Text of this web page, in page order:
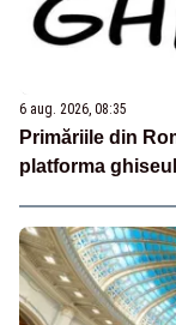
6 aug. 2026, 08:35
Primăriile din
platforma